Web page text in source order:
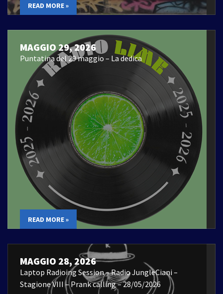
READ MORE »
MAGGIO 29, 2026
Puntatina del 29 maggio – La dedica
READ MORE »
MAGGIO 28, 2026
Laptop Radioing Session – Radio JungleCiani –
Stagione VIII – Prank calling – 28/05/2026